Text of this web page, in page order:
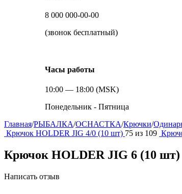
8 000 000-00-00
(звонок бесплатный)
Часы работы
10:00 — 18:00 (MSK)
Понедельник - Пятница
Главная/РЫБАЛКА/ОСНАСТКА/Крючки/
Крючок HOLDER JIG 4/0 (10 шт) 75 из 109
Крючок HOLDER JIG 6 (10 шт)
Написать отзыв